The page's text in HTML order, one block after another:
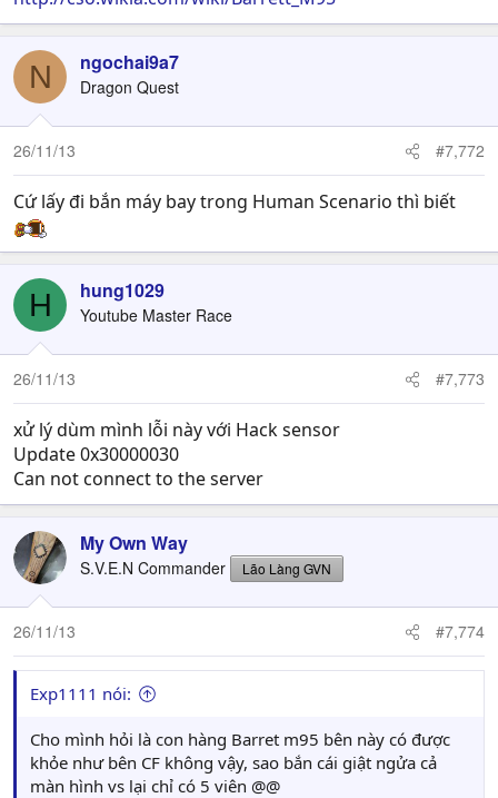
N ngochai9a7
Dragon Quest
26/11/13 #7,772
Cứ lấy đi bắn máy bay trong Human Scenario thì biết
H hung1029
Youtube Master Race
26/11/13 #7,773
xử lý dùm mình lỗi này với Hack sensor
Update 0x30000030
Can not connect to the server
My Own Way
S.V.E.N Commander Lão Làng GVN
26/11/13 #7,774
Exp1111 nói:
Cho mình hỏi là con hàng Barret m95 bên này có được
khỏe như bên CF không vậy, sao bắn cái giật ngửa cả
màn hình vs lại chỉ có 5 viên @@